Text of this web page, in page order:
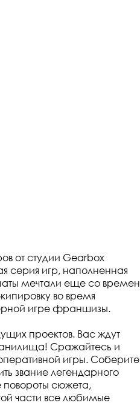
от студии Gearbox
серия игр, наполненная
мечтали еще со времен
во время
игре франшизы.
проектов. Вас ждут
Сражайтесь и
игры. Соберите
звание легендарного
сюжета,
части все любимые